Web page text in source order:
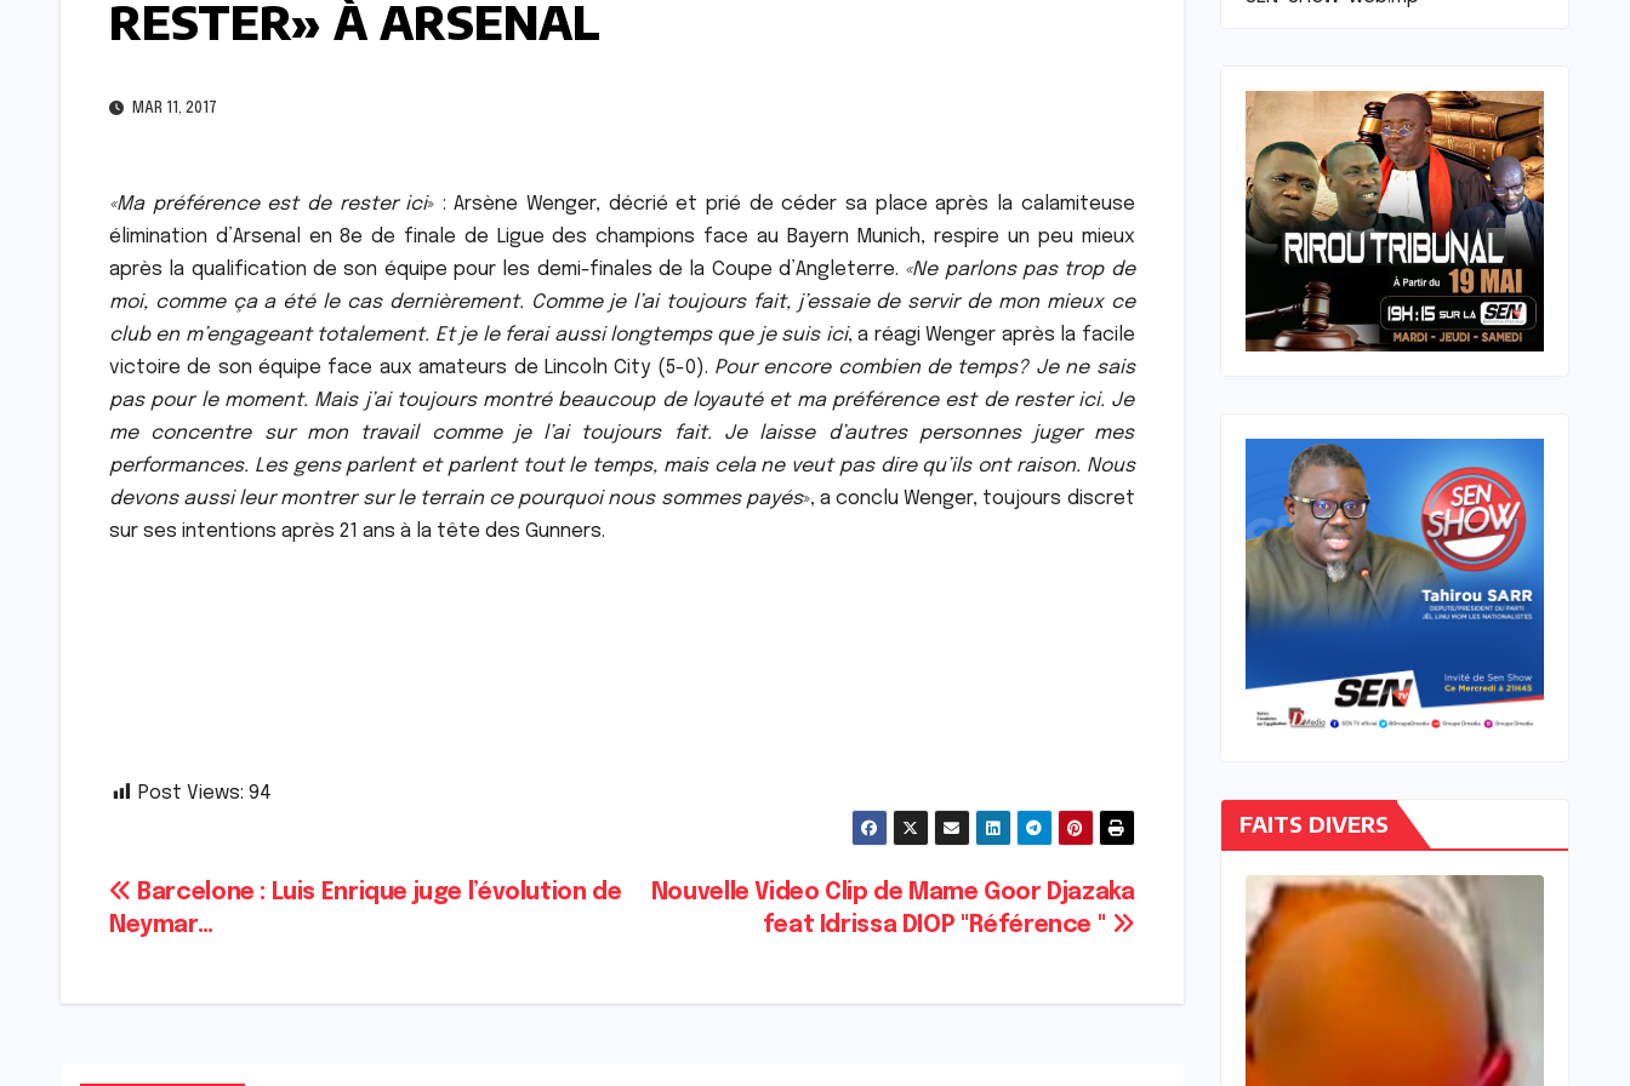
RESTER» À ARSENAL
MAR 11, 2017
«Ma préférence est de rester ici» : Arsène Wenger, décrié et prié de céder sa place après la calamiteuse
élimination d’Arsenal en 8e de finale de Ligue des champions face au Bayern Munich, respire un peu mieux
après la qualification de son équipe pour les demi-finales de la Coupe d’Angleterre. «Ne parlons pas trop de
moi, comme ça a été le cas dernièrement. Comme je l’ai toujours fait, j’essaie de servir de mon mieux ce
club en m’engageant totalement. Et je le ferai aussi longtemps que je suis ici, a réagi Wenger après la facile
victoire de son équipe face aux amateurs de Lincoln City (5-0). Pour encore combien de temps? Je ne sais
pas pour le moment. Mais j’ai toujours montré beaucoup de loyauté et ma préférence est de rester ici. Je
me concentre sur mon travail comme je l’ai toujours fait. Je laisse d’autres personnes juger mes
performances. Les gens parlent et parlent tout le temps, mais cela ne veut pas dire qu’ils ont raison. Nous
devons aussi leur montrer sur le terrain ce pourquoi nous sommes payés», a conclu Wenger, toujours discret
sur ses intentions après 21 ans à la tête des Gunners.
Post Views: 94
Navigation
de
l’article
Nouvelle Video Clip de Mame Goor Djazaka
feat Idrissa DIOP "Référence "
Barcelone : Luis Enrique juge l’évolution de
Neymar…
FAITS DIVERS